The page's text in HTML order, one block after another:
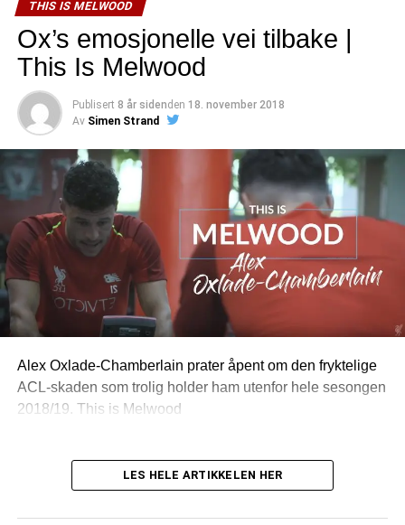
THIS IS MELWOOD
Ox’s emosjonelle vei tilbake |
This Is Melwood
Publisert 8 år sidenden 18. november 2018
Av Simen Strand
Alex Oxlade-Chamberlain prater åpent om den fryktelige
ACL-skaden som trolig holder ham utenfor hele sesongen
2018/19. This is Melwood
LES HELE ARTIKKELEN HER